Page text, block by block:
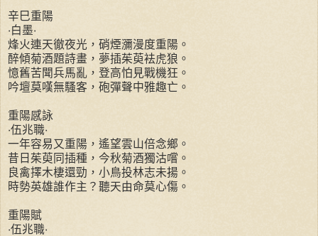
辛巳重陽
‧白墨‧
烽火連天徹夜光，硝煙瀰漫度重陽。
醉傾菊酒題詩畫，夢插茱萸袪虎狼。
憶舊苦聞兵馬亂，登高怕見戰機狂。
吟壇莫嘆無騷客，砲彈聲中雅趣亡。
重陽感詠
‧伍兆職‧
一年容易又重陽，遙望雲山倍念鄉。
昔日茱萸同插種，今秋菊酒獨沽嚐。
良禽擇木棲還勁，小鳥投林志未揚。
時勢英雄誰作主？聽天由命莫心傷。
重陽賦
‧伍兆職‧